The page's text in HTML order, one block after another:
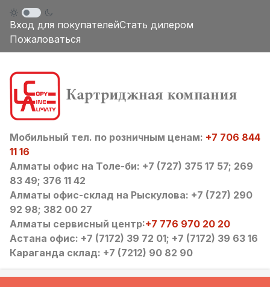
Вход для покупателейСтать дилером
Пожаловаться
Мобильный тел. по розничным ценам: +7 706 844
11 16
Алматы офис на Толе-би: +7 (727) 375 17 57; 269
83 49; 376 11 42
Алматы офис-склад на Рыскулова: +7 (727) 290
92 98; 382 00 27
Алматы сервисный центр:+7 776 970 20 20
Астана офис: +7 (7172) 39 72 01; +7 (7172) 39 63 16
Караганда склад: +7 (7212) 90 82 90